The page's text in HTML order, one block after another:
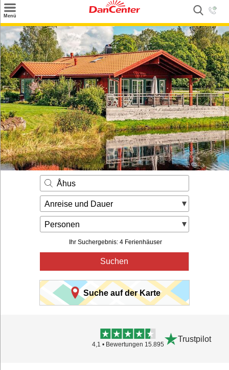
Menü
Suchen
Urlaubsziele
Weitere Urlaubsziele
Angebote
Inspiration
Kontakt
Gut zu wissen
Login
Åhus
Anreise und Dauer
Personen
Ihr Suchergebnis: 4 Ferienhäuser
Suchen
Suche auf der Karte
4,1 • Bewertungen 15.895
Trustpilot